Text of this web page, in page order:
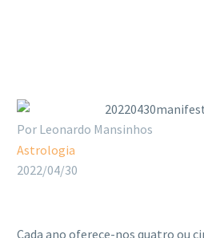
Por Leonardo Mansinhos
Astrologia
2022/04/30
Cada ano oferece-nos quatro ou